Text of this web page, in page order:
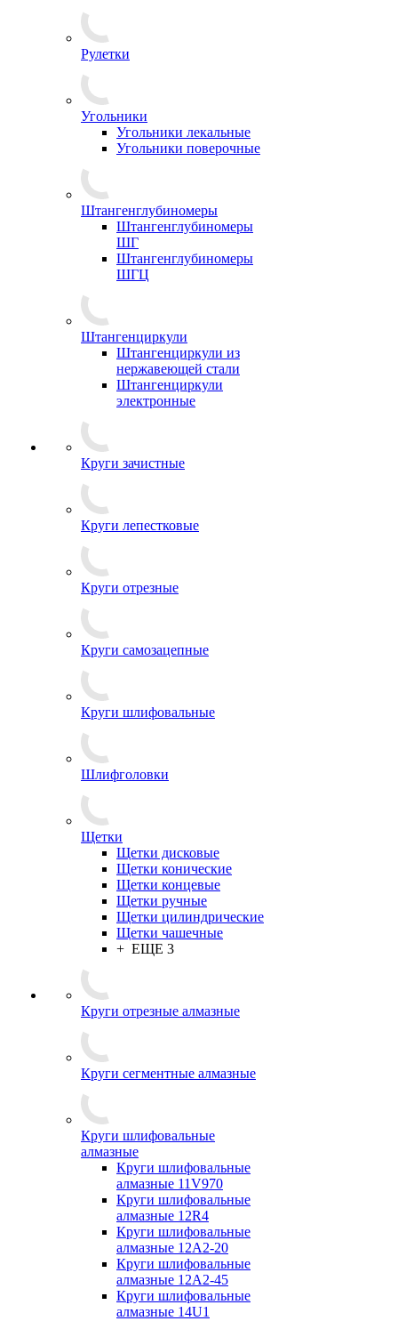
Рулетки
Угольники
Угольники лекальные
Угольники поверочные
Штангенглубиномеры
Штангенглубиномеры
ШГ
Штангенглубиномеры
ШГЦ
Штангенциркули
Штангенциркули из
нержавеющей стали
Штангенциркули
электронные
Круги зачистные
Круги лепестковые
Круги отрезные
Круги самозацепные
Круги шлифовальные
Шлифголовки
Щетки
Щетки дисковые
Щетки конические
Щетки концевые
Щетки ручные
Щетки цилиндрические
Щетки чашечные
+ ЕЩЕ 3
Круги отрезные алмазные
Круги сегментные алмазные
Круги шлифовальные
алмазные
Круги шлифовальные
алмазные 11V970
Круги шлифовальные
алмазные 12R4
Круги шлифовальные
алмазные 12А2-20
Круги шлифовальные
алмазные 12А2-45
Круги шлифовальные
алмазные 14U1